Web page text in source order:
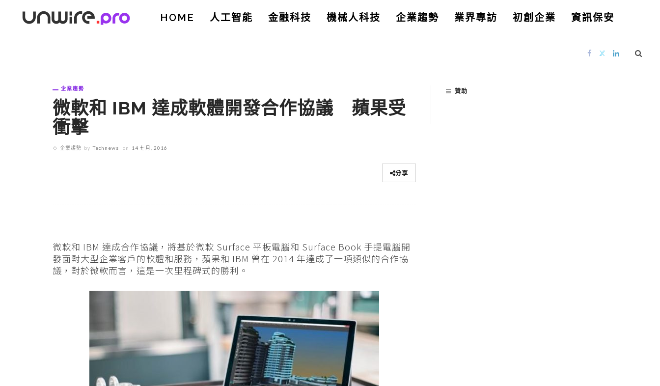
HOME 人工智能 金融科技 機械人科技 企業趨勢 業界專訪 初創企業 資訊保安
企業趨勢
微軟和 IBM 達成軟體開發合作協議 蘋果受
衝擊
企業趨勢 by Technews on 14 七月, 2016
分享
微軟和 IBM 達成合作協議，將基於微軟 Surface 平板電腦和 Surface Book 手提電腦開
發面對大型企業客戶的軟體和服務，蘋果和 IBM 曾在 2014 年達成了一項類似的合作協
議，對於微軟而言，這是一次里程碑式的勝利。
贊助